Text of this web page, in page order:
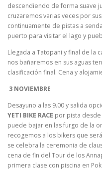
descendiendo de forma suave
cruzaremos varias veces por
continuamente de pistas a
puerto para visitar el lago y
Llegada a Tatopani y final de la
nos bañaremos en sus aguas
clasificación final. Cena y
3 NOVIEMBRE
Desayuno a las 9.00 y salida
YETI BIKE RACE por pista desde
puede bajar en las furgo de la
recogemos a los bikers que
se celebra la ceremonia de
cena de fin del Tour de los
primera clase con piscina en